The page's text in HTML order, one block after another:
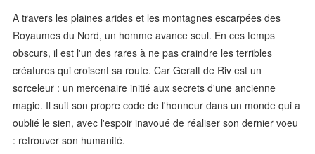
A travers les plaines arides et les montagnes escarpées des
Royaumes du Nord, un homme avance seul. En ces temps
obscurs, il est l'un des rares à ne pas craindre les terribles
créatures qui croisent sa route. Car Geralt de Riv est un
sorceleur : un mercenaire initié aux secrets d'une ancienne
magie. Il suit son propre code de l'honneur dans un monde qui a
oublié le sien, avec l'espoir inavoué de réaliser son dernier voeu
: retrouver son humanité.